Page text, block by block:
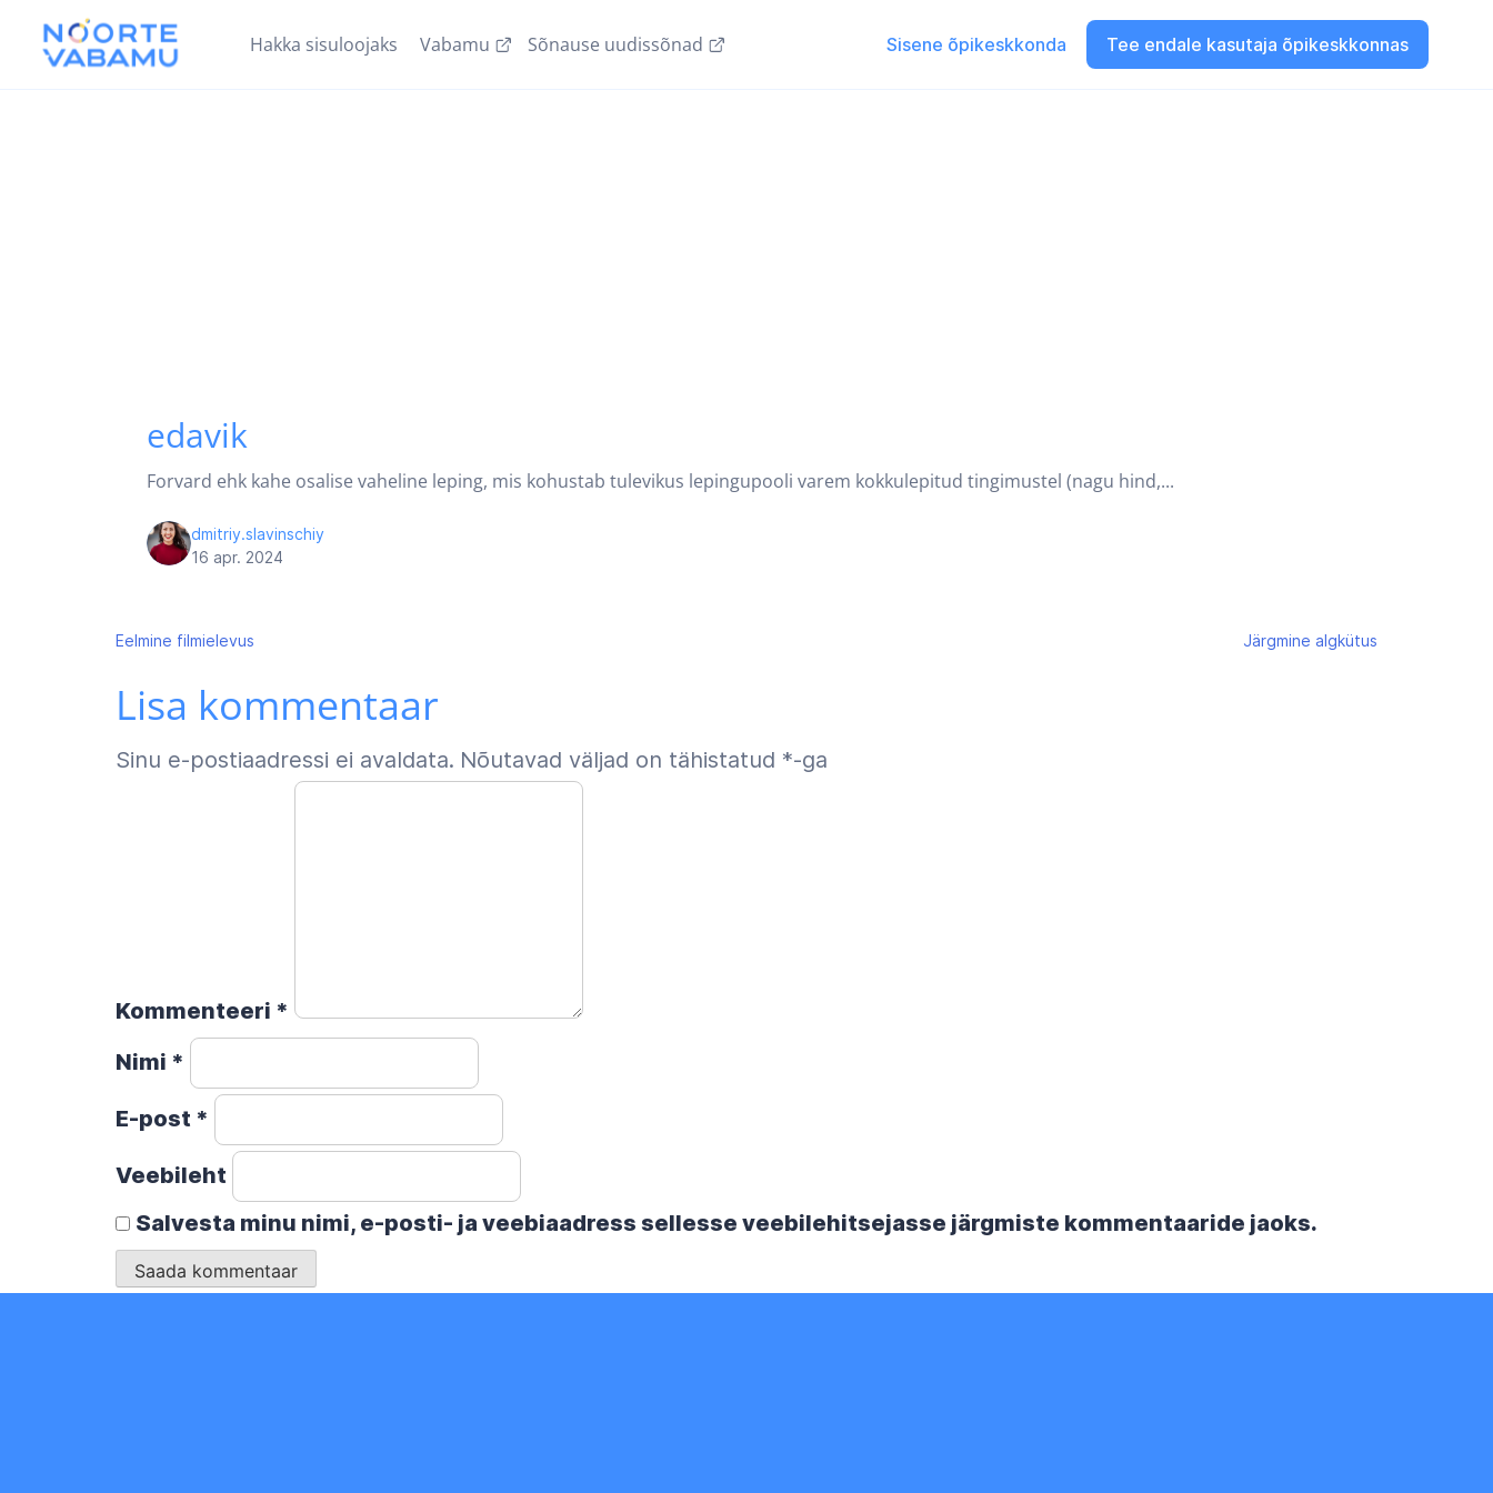
Hakka sisuloojaks Vabamu Sõnause uudissõnad Sisene õpikeskkonda Tee endale kasutaja õpikeskkonnas
edavik
Forvard ehk kahe osalise vaheline leping, mis kohustab tulevikus lepingupooli varem kokkulepitud tingimustel (nagu hind,...
dmitriy.slavinschiy
16 apr. 2024
Navigeerimine
Eelmine filmielevus Järgmine algkütus
Lisa kommentaar
Sinu e-postiaadressi ei avaldata. Nõutavad väljad on tähistatud *-ga
Kommenteeri *
Nimi *
E-post *
Veebileht
Salvesta minu nimi, e-posti- ja veebiaadress sellesse veebilehitsejasse järgmiste kommentaaride jaoks.